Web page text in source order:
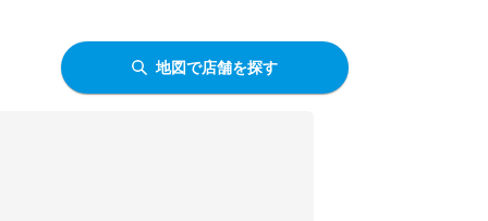
地図で店舗を探す